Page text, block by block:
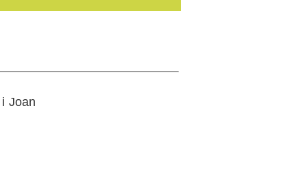
Joan